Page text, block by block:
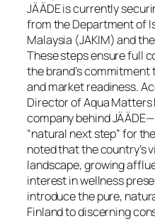
JÄÄDE is currently
from the Department of
Malaysia (JAKIM) and
These steps ensure full
the brand’s
and market readiness.
Director of Aqua
company behind
“natural next step” for
noted that the country’s
landscape, growing
interest in wellness
introduce the pure,
Finland to discerning